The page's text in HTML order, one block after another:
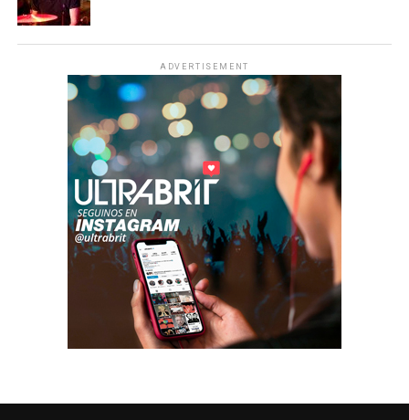
ADVERTISEMENT